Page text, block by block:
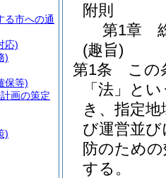
附則
第1章
(趣旨)
第1条
この
「法」と
き、指定
び運営並
防のため
する。
る市への通
応)
)
保等)
画の策定
)